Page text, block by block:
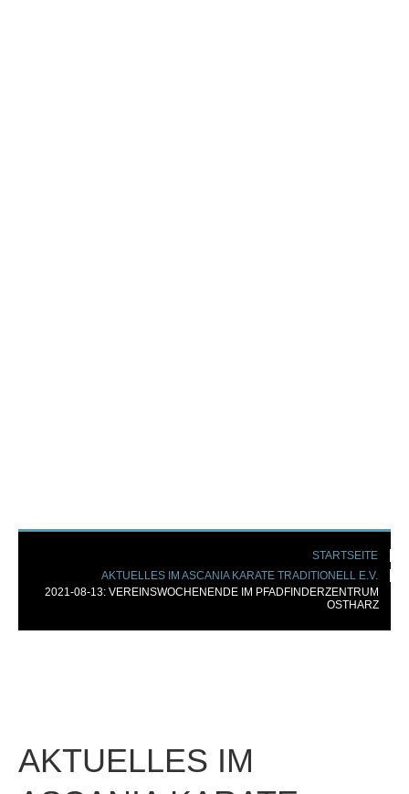
STARTSEITE
AKTUELLES IM ASCANIA KARATE TRADITIONELL E.V.
2021-08-13: VEREINSWOCHENENDE IM PFADFINDERZENTRUM
OSTHARZ
AKTUELLES IM